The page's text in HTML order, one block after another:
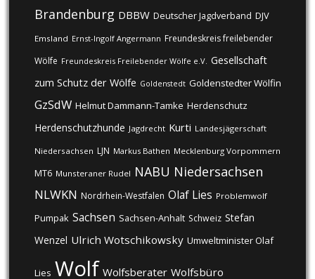
Brandenburg DBBW Deutscher Jagdverband DJV
Emsland Ernst-Ingolf Angermann Freundeskreis freilebender
Wölfe Freundeskreis Freilebender Wölfe e.V. Gesellschaft
zum Schutz der Wölfe Goldenstedt Goldenstedter Wölfin
GzSdW Helmut Dammann-Tamke Herdenschutz
Herdenschutzhunde Jagdrecht Kurti Landesjägerschaft
Niedersachsen LJN Markus Bathen Mecklenburg Vorpommern
MT6 Munsteraner Rudel NABU Niedersachsen
NLWKN Nordrhein-Westfalen Olaf Lies Problemwolf
Pumpak Sachsen Sachsen-Anhalt Schweiz Stefan
Wenzel Ulrich Wotschikowsky Umweltminister Olaf
Lies Wolf Wolfsberater Wolfsbüro